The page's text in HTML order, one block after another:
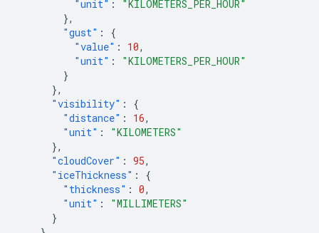
"unit" :
"KILOMETERS_PER_HOUR"
},
"gust" :
{
"value" : 10,
"unit" :
"KILOMETERS_PER_HOUR"
}
},
"visibility" :
{
"distance" : 16,
"unit" :
"KILOMETERS"
},
"cloudCover" : 95,
"iceThickness" :
{
"thickness" : 0,
"unit" :
"MILLIMETERS"
}